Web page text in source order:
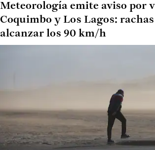
Meteorología emite aviso por
Coquimbo y Los Lagos:
alcanzar los 90 km/h